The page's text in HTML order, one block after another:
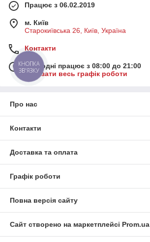
Працює з 06.02.2019
м. Київ
Старокиївська 26, Київ, Україна
Контакти
Сьогодні працює з 08:00 до 21:00
Показати весь графік роботи
Про нас
Контакти
Доставка та оплата
Графік роботи
Повна версія сайту
Сайт створено на маркетплейсі Prom.ua
КНОПКА
ЗВ'ЯЗКУ